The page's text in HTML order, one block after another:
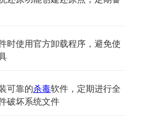
时使用官方卸载程序，避免使
可靠的杀毒软件，定期进行全
破坏系统文件